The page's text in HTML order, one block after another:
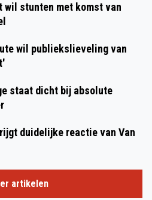
wil stunten met komst van
wil publiekslieveling van
staat dicht bij absolute
duidelijke reactie van Van
artikelen